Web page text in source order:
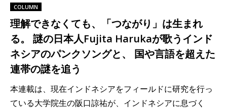
COLUMN
理解できなくても、「つながり」は生まれ
る。 謎の日本人Fujita Harukaが歌うインド
ネシアのパンクソングと、 国や言語を超えた
連帯の謎を追う
本連載は、現在インドネシアをフィールドに研究を行っ
ている大学院生の阪口諒祐が、インドネシアに息づく